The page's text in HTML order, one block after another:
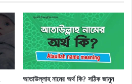
আতাউল্লাহ নামের অর্থ কি? সঠিক জানুন